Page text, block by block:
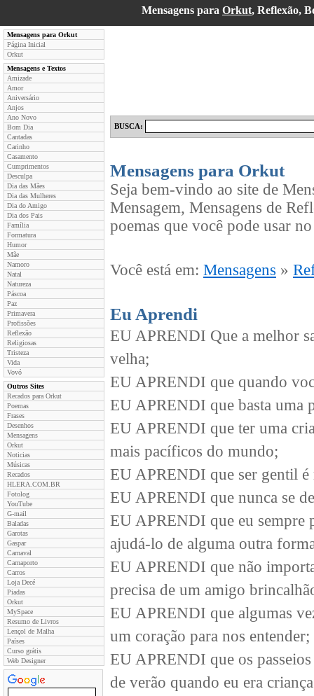
Mensagens para Orkut, Reflexão,
Mensagens para Orkut
Página Inicial
Orkut
Mensagens e Textos
Amizade
Amor
Aniversário
Anjos
Ano Novo
Bom Dia
Cantadas
Carinho
Casamento
Cumprimentos
Desculpa
Dia das Mães
Dia das Mulheres
Dia do Amigo
Dia dos Pais
Família
Formatura
Humor
Mãe
Namoro
Natal
Natureza
Páscoa
Paz
Primavera
Profissões
Reflexão
Religiosas
Tristeza
Vida
Vovó
Outros Sites
Recados para Orkut
Poemas
Frases
Desenhos
Mensagens
Orkut
Noticias
Músicas
Recados
HLERA.COM.BR
Fotolog
YouTube
G-mail
Baladas
Garotas
Gaspar
Carnaval
Carnaporto
Carros
Loja Decé
Piadas
Orkut
MySpace
Resumo de Livros
Lençol de Malha
Países
Curso grátis
Web Designer
BUSCA:
Mensagens para Orkut
Seja bem-vindo ao site de
Mensagem, Mensagens de
poemas que você pode usar
Você está em: Mensagens »
Eu Aprendi
EU APRENDI Que a melhor
velha;
EU APRENDI que quando
EU APRENDI que basta uma
EU APRENDI que ter uma
mais pacíficos do mundo;
EU APRENDI que ser gentil é
EU APRENDI que nunca se
EU APRENDI que eu sempre
ajudá-lo de alguma outra
EU APRENDI que não
precisa de um amigo
EU APRENDI que algumas
um coração para nos entender;
EU APRENDI que os
de verão quando eu era